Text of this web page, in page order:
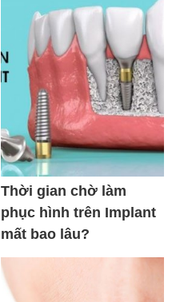
Thời gian chờ làm
phục hình trên Implant
mất bao lâu?